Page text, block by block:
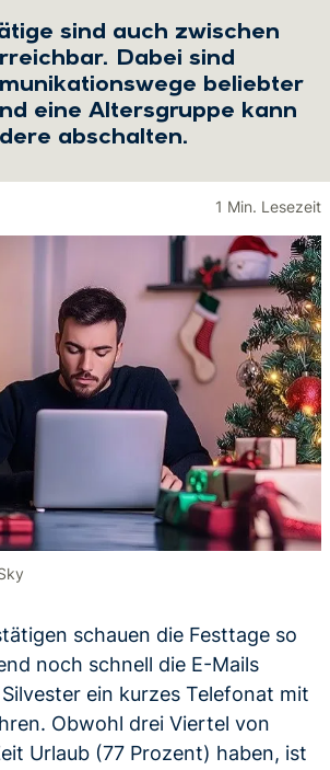
sind auch zwischen
Dabei sind
beliebter
eine Altersgruppe kann
abschalten.
1 Min. Lesezeit
schauen die Festtage so
noch schnell die E-Mails
ein kurzes Telefonat mit
Obwohl drei Viertel von
Urlaub (77 Prozent) haben, ist